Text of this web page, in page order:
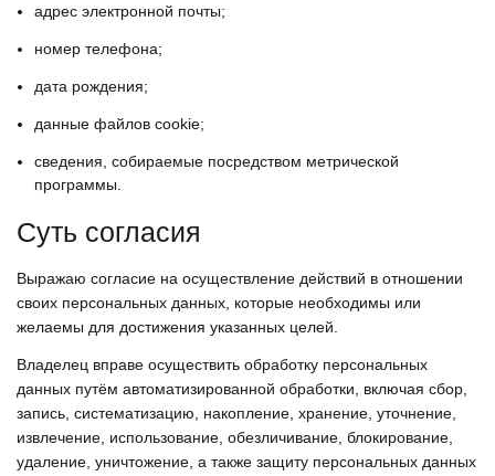
адрес электронной почты;
номер телефона;
дата рождения;
данные файлов cookie;
сведения, собираемые посредством метрической
программы.
Суть согласия
Выражаю согласие на осуществление действий в отношении
своих персональных данных, которые необходимы или
желаемы для достижения указанных целей.
Владелец вправе осуществить обработку персональных
данных путём автоматизированной обработки, включая сбор,
запись, систематизацию, накопление, хранение, уточнение,
извлечение, использование, обезличивание, блокирование,
удаление, уничтожение, а также защиту персональных данных